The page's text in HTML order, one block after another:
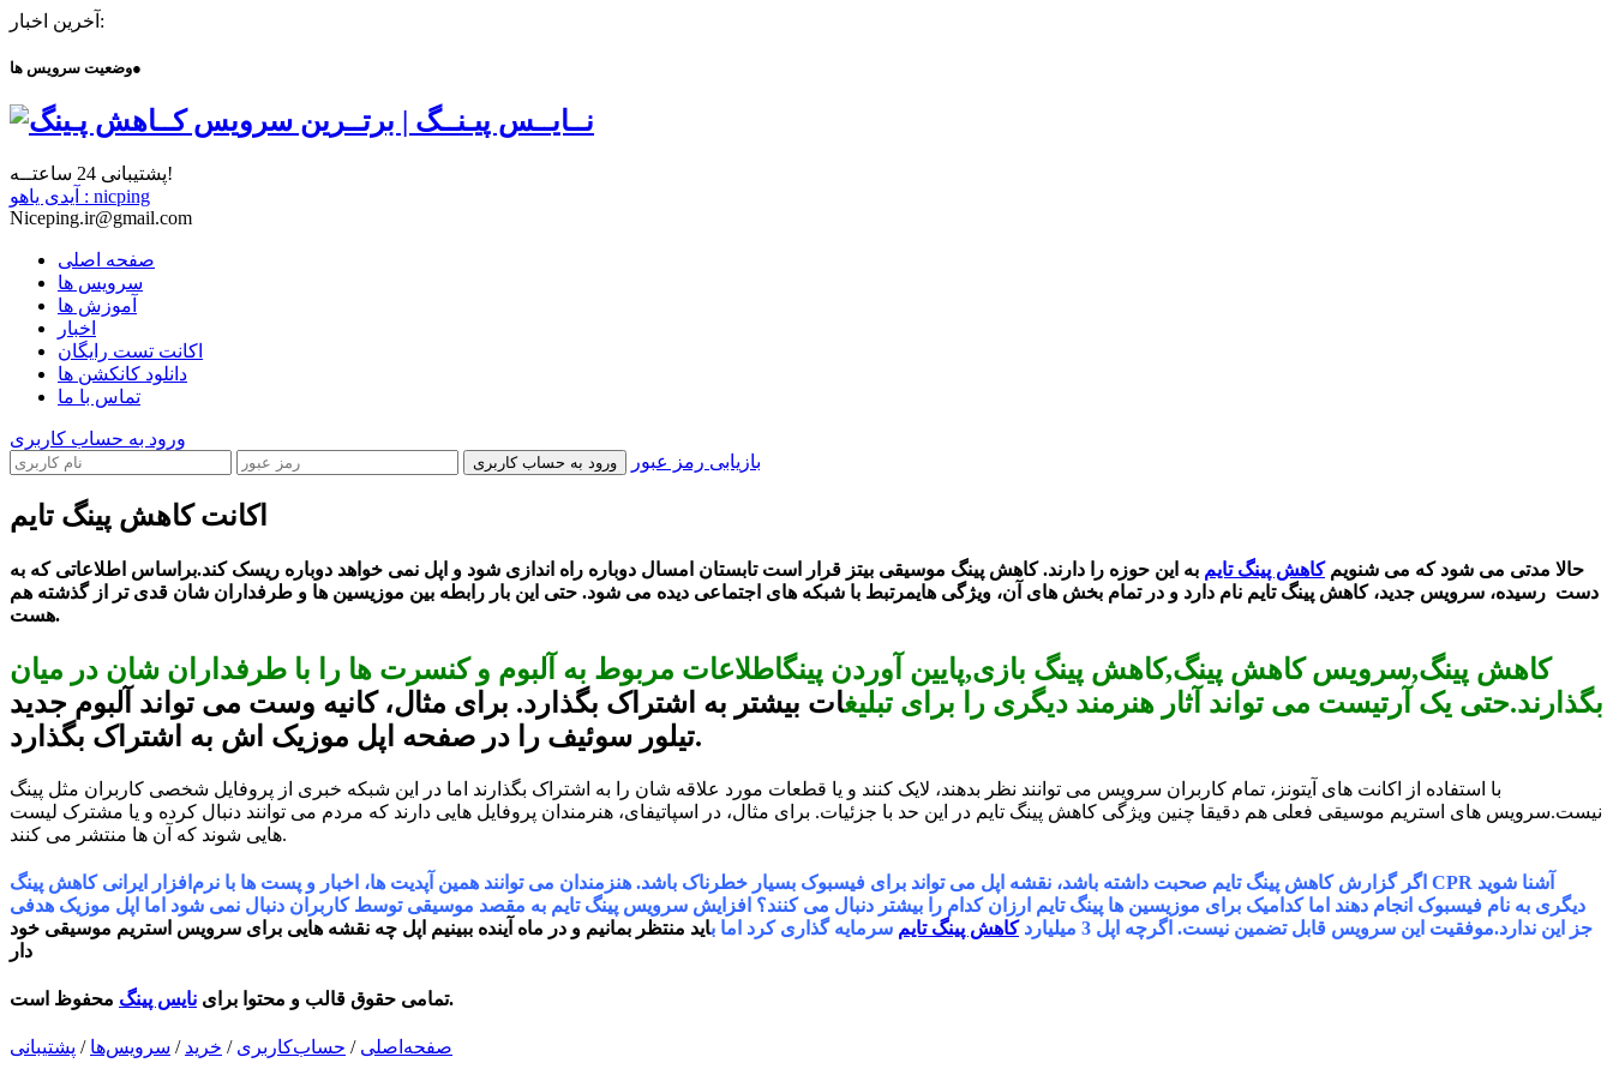
آخرین اخبار:
وضعیت سرویس ها●
پشتیبانی 24 ساعتــه!
آیدی یاهو : nicping
Niceping.ir@gmail.com
صفحه اصلی
سرویس ها
آموزش ها
اخبار
اکانت تست رایگان
دانلود کانکشن ها
تماس با ما
ورود به حساب کاربری
ورود به حساب کاربری بازیابی رمز عبور
اکانت کاهش پینگ تایم
حالا مدتی می شود که می شنویمکاهش پینگ تایم به این حوزه را دارند. کاهش پینگ موسیقی بیتز قرار است تابستان امسال دوباره راه اندازی شود و اپل نمی خواهد دوباره ریسک کند.براساس اطلاعاتی که به
دست رسیده، سرویس جدید، کاهش پینگ تایم نام دارد و در تمام بخش های آن، ویژگی هایمرتبط با شبکه های اجتماعی دیده می شود. حتی این بار رابطه بین موزیسین ها و طرفداران شان قدی تر از گذشته هم
هست.
کاهش پینگ,سرویس کاهش پینگ,کاهش پینگ بازی,پایین آوردن پینگاطلاعات مربوط به آلبوم و کنسرت ها را با طرفداران شان در میان
بگذارند.حتی یک آرتیست می تواند آثار هنرمند دیگری را برای تبلیغات بیشتر به اشتراک بگذارد. برای مثال، کانیه وست می تواند آلبوم جدید
تیلور سوئیف را در صفحه اپل موزیک اش به اشتراک بگذارد.
با استفاده از اکانت های آیتونز، تمام کاربران سرویس می توانند نظر بدهند، لایک کنند و یا قطعات مورد علاقه شان را به اشتراک بگذارند اما در این شبکه خبری از پروفایل شخصی کاربران مثل پینگ
نیست.سرویس های استریم موسیقی فعلی هم دقیقا چنین ویژگی کاهش پینگ تایم در این حد با جزئیات. برای مثال، در اسپاتیفای، هنرمندان پروفایل هایی دارند که مردم می توانند دنبال کرده و یا مشترک لیست
هایی شوند که آن ها منتشر می کنند.
اگر گزارش کاهش پینگ تایم صحبت داشته باشد، نقشه اپل می تواند برای فیسبوک بسیار خطرناک باشد. هنزمندان می توانند همین آپدیت ها، اخبار و پست ها با نرم‌افزار ایرانی کاهش پینگ CPR آشنا شوید
دیگری به نام فیسبوک انجام دهند اما کدامیک برای موزیسین ها پینگ تایم ارزان کدام را بیشتر دنبال می کنند؟ افزایش سرویس پینگ تایم به مقصد موسیقی توسط کاربران دنبال نمی شود اما اپل موزیک هدفی
جز این ندارد.موفقیت این سرویس قابل تضمین نیست. اگرچه اپل 3 میلیارد
کاهش پینگ تایم سرمایه گذاری کرد اما باید منتظر بمانیم و در ماه آینده ببینیم اپل چه نقشه هایی برای سرویس استریم موسیقی خود
دار
تمامی حقوق قالب و محتوا برای نایس پینگ محفوظ است.
صفحه‌اصلی / حساب‌کاربری / خرید / سرویس‌ها / پشتیبانی